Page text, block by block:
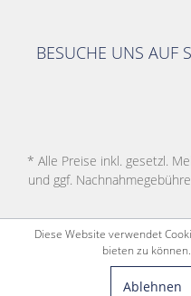
BESUCHE UNS AUF
* Alle Preise inkl. gesetzl.
und ggf.
Diese Website verwendet
bieten zu können.
Ablehnen